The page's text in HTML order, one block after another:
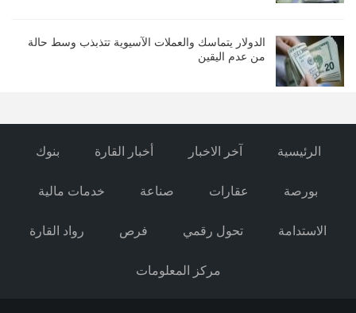
الدولار يتماسك والعملات الآسيوية تتذبذب وسط حالة
من عدم اليقين
الرئيسية آخر الاخبار أخبار القارة بنوك
بورصة عقارات صناعة خدمات مالية
الاستدامة تحول رقمي فرص رواد القارة
مركز المعلومات